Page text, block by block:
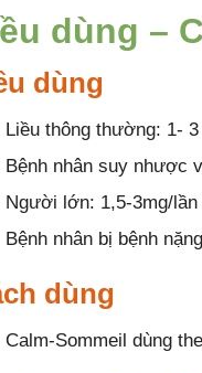
dùng –
dùng
Liều thông thường: 1-
Bệnh nhân suy nhược
Người lớn: 1,5-3mg/lần
Bệnh nhân bị bệnh
dùng
Calm-Sommeil dùng